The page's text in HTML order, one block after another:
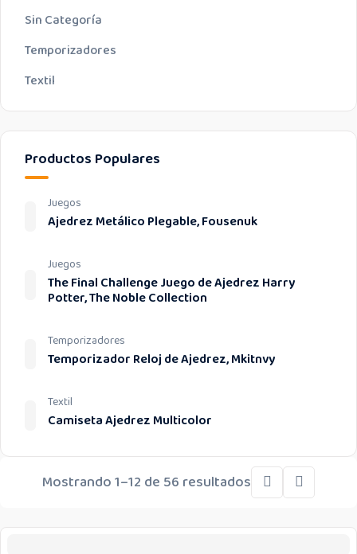
Sin Categoría
Temporizadores
Textil
Productos Populares
Juegos
Ajedrez Metálico Plegable, Fousenuk
Juegos
The Final Challenge Juego de Ajedrez Harry
Potter, The Noble Collection
Temporizadores
Temporizador Reloj de Ajedrez, Mkitnvy
Textil
Camiseta Ajedrez Multicolor
Mostrando 1–12 de 56 resultados